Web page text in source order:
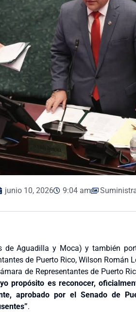
junio 10, 2026 9:04 am
de Aguadilla y Moca) y también
de Puerto Rico, Wilson Román
de Representantes de Puerto
propósito es reconocer,
aprobado por el Senado de
.